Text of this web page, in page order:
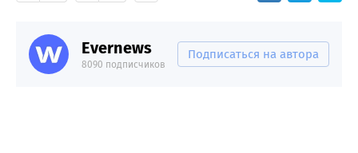
Evernews
8090 подписчиков
Подписаться на автора